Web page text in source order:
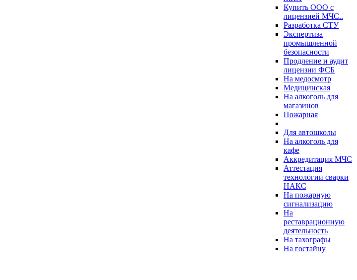
Купить ООО с
лицензией МЧС..
Разработка СТУ
Экспертиза
промышленной
безопасности
Продление и аудит
лицензии ФСБ
На медосмотр
Медицинская
На алкоголь для
магазинов
Пожарная
Для автошколы
На алкоголь для
кафе
Аккредитация МЧС
Аттестация
технологии сварки
НАКС
На пожарную
сигнализацию
На
реставрационную
деятельность
На тахографы
На гостайну